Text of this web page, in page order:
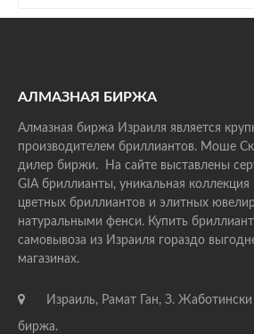
АЛМАЗНАЯ БИРЖА
Алмазная биржа Израиля является
производителем бриллиантов. Моше
дилер биржи. На сайте выставлены
GIA бриллианты, уникальная коллекция
цветных бриллиантов и элитных
натуральными фенси. Купить
самовывоза из Израиля гораздо
магазинах.
Израиль, Рамат Ган, З.
биржа.